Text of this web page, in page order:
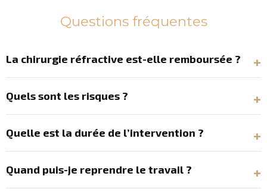
Questions fréquentes
La chirurgie réfractive est-elle remboursée ?‎
Quels sont les risques ?‎
Quelle est la durée de l’intervention ?‎
Quand puis-je reprendre le travail ?‎